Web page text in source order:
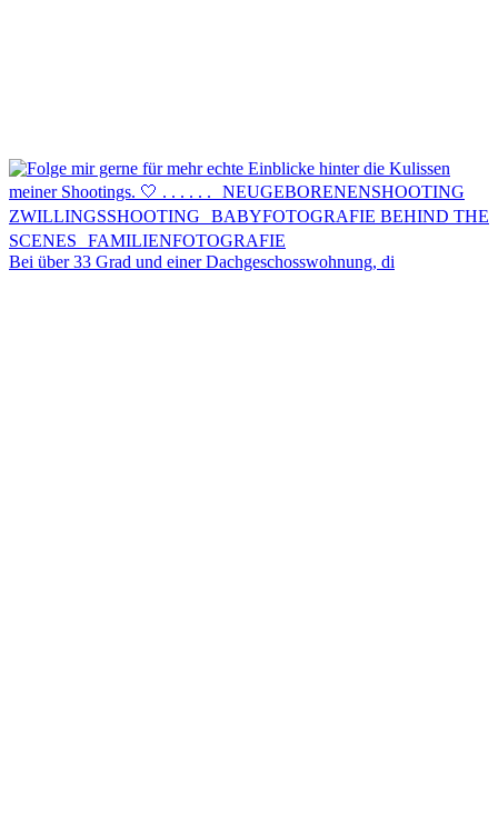
Bei über 33 Grad und einer Dachgeschosswohnung, di